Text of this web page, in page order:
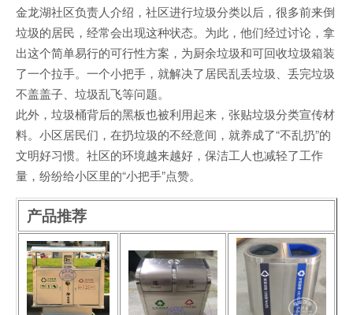
金龙湖社区负责人介绍，社区进行垃圾分类以后，很多前来倒
垃圾的居民，经常会出现这种状态。为此，他们经过讨论，拿
出这个简单易行的可行性方案，为厨余垃圾和可回收垃圾箱装
了一个拉手。一个小把手，就解决了居民乱丢垃圾、丢完垃圾
不盖盖子、垃圾乱飞等问题。
此外，垃圾桶背后的黑板也被利用起来，张贴垃圾分类宣传材
料。小区居民们，在扔垃圾的不经意间，就养成了“不乱扔”的
文明好习惯。社区的环境越来越好，保洁工人也减轻了工作
量，纷纷给小区里的“小把手”点赞。
产品推荐